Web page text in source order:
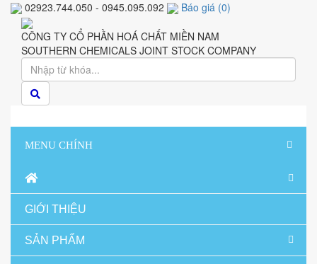
02923.744.050 - 0945.095.092 Báo giá (0)
CÔNG TY CỔ PHẦN HOÁ CHẤT MIỀN NAM
SOUTHERN CHEMICALS JOINT STOCK COMPANY
MENU CHÍNH
GIỚI THIỆU
SẢN PHẨM